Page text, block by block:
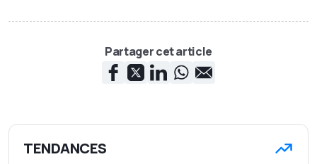
Partager cet article
TENDANCES